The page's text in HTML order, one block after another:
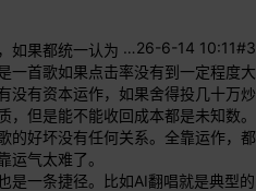
#3
26-6-14 10:11
…
如果都统一认为
一首歌如果点击率没有到一定程度大
没有资本运作，如果舍得投几十万炒
但是能不能收回成本都是未知数。
的好坏没有任何关系。全靠运作，都
运气太难了。
是一条捷径。比如AI翻唱就是典型的